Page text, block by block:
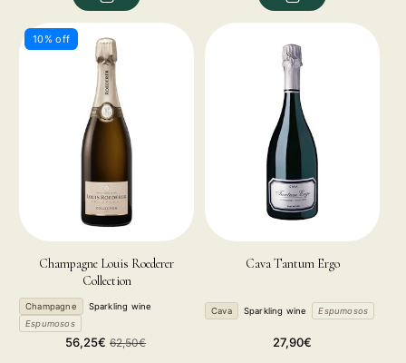
10% off
Champagne Louis Roederer
Collection
Champagne
Sparkling wine
Espumosos
Sale
56,25€ Regular
62,50€
Cava Tantum Ergo
Cava Sparkling wine Espumosos
Regular
27,90€